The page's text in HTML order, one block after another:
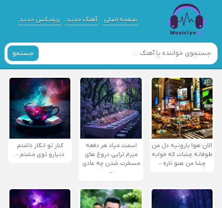
صفحه اصلی آهنگ جدید ریمیکس جدید
جستجو
الان هوا بارونیه دل من
طوفانه چشات که خوابه
چشا من هنو تاره –
اسمت میاد هر دفعه
میرم تراپی دروغ‌ های
مسخرت شدن چه عادی
–
کنار تو انگار داشتم
دنیارو توی مشتم –